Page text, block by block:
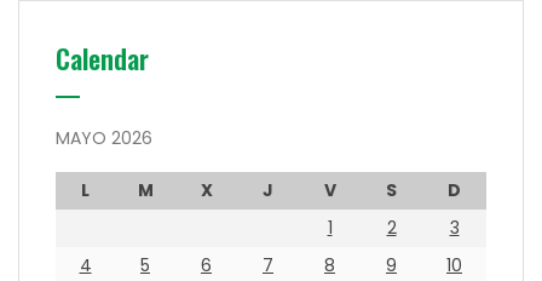
Calendar
MAYO 2026
L M X J V S
D
1
2
3
4
5 6 7 8 9
10